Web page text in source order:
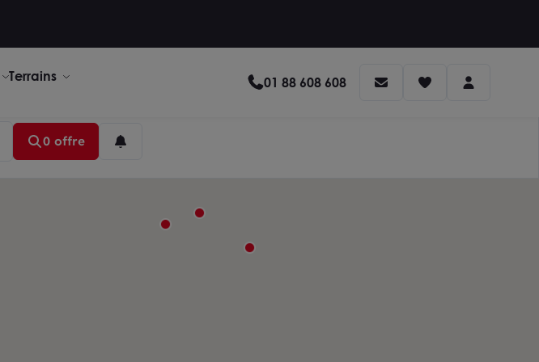
Terrains 01 88 608 608
0 offre